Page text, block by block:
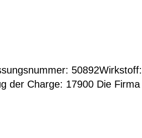
Firma Similasan AG zieht